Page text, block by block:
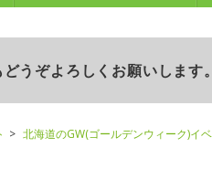
うぞよろしくお願いします。
北海道のGW(ゴールデンウィーク)イ